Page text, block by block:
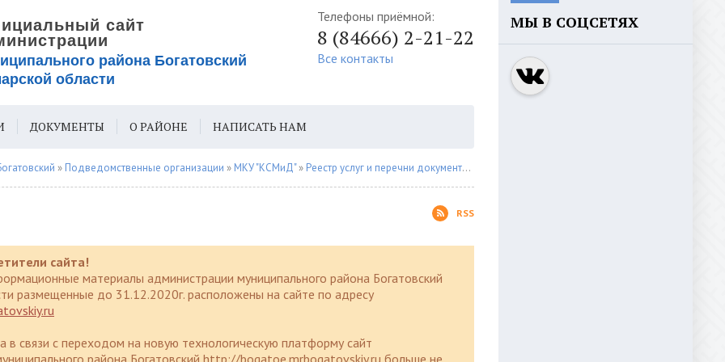
Телефоны приёмной:
8 (84666) 2-21-22
Все контакты
ДОКУМЕНТЫ О РАЙОНЕ НАПИСАТЬ НАМ
ДЛЯ СЛАБОВИДЯЩИХ
» Подведомственные организации » МКУ "КСМиД"» Реестр услуг и перечни документов МКУ "КСМиД&
RSS
сайта!
материалы администрации муниципального района Богатовский
размещенные до 31.12.2020г. расположены на сайте по адресу
в связи с переходом на новую технологическую платформу сайт
района Богатовский http://bogatoe.mrbogatovskiy.ru больше не
МЫ В СОЦСЕТЯХ